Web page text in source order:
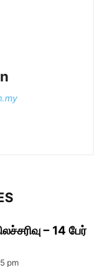
– 14 பேர்
pm